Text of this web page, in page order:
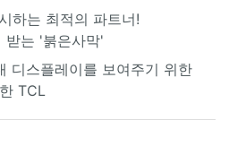
하는 최적의 파트너!
받는 '붉은사막'
디스플레이를 보여주기 위한
TCL